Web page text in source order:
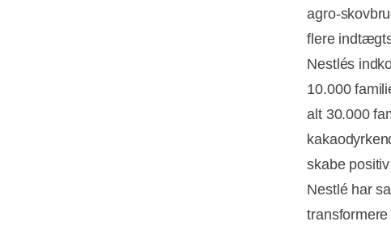
agro-
flere
Nestlés
10.000
alt 30.000
skabe
Nestlé har